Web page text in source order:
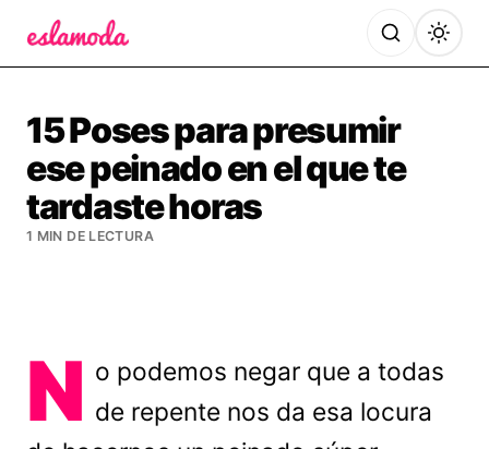
15 Poses para presumir
ese peinado en el que te
tardaste horas
1 MIN DE LECTURA
N o podemos negar que a todas
de repente nos da esa locura